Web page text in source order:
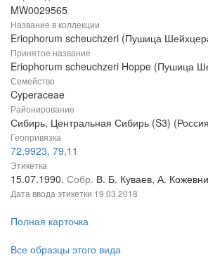
MW0029565
Название в коллекции
Eriophorum scheuchzeri (Пушица
Принятое название
Eriophorum scheuchzeri Hoppe (Пушица
Семейство
Cyperaceae
Районирование
Сибирь, Центральная Сибирь (S3)
Геопривязка
72,9923, 79,11
Этикетка
15.07.1990. Собр. В. Б. Куваев, А.
Дата ввода этикетки 19.03.2018
Полная карточка
Все образцы этого вида